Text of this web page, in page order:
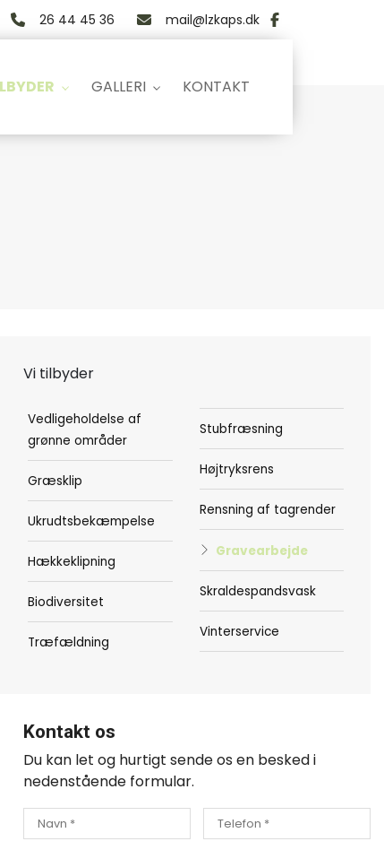
26 44 45 36 mail@lzkaps.dk
GALLERI KONTAKT
Vi tilbyder
Vedligeholdelse af
grønne områder
Græsklip
Ukrudtsbekæmpelse
Hækkeklipning
Biodiversitet
Træfældning
Stubfræsning
Højtryksrens
Rensning af tagrender
Gravearbejde
Skraldespandsvask
Vinterservice
Kontakt os
Du kan let og hurtigt sende os en besked i
nedenstående formular.